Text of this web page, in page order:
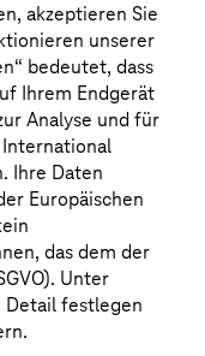
und
System SAP
akzeptieren Sie
unserer
bedeutet, dass
Ihrem Endgerät
Analyse und für
International
Ihre Daten
Europäischen
das dem der
Unter
Detail festlegen